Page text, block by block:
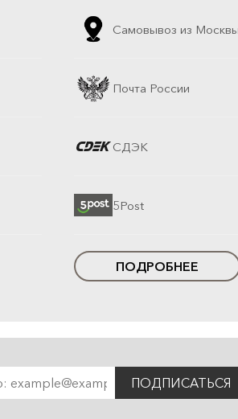
Самовывоз из
Почта России
СДЭК
5Post
ПОДРОБНЕЕ
ПОДПИСАТЬСЯ